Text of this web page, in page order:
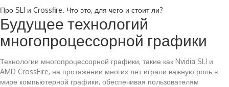
Про SLI и Crossfire. Что это, для чего и стоит ли?
Будущее технологий
многопроцессорной графики
Технологии многопроцессорной графики, такие как Nvidia SLI и
AMD CrossFire, на протяжении многих лет играли важную роль в
мире компьютерной графики, обеспечивая пользователям